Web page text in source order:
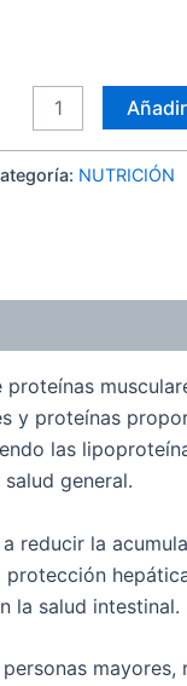
NUTRICIÓN
y proteínas
las
general.
la
la salud intestinal.